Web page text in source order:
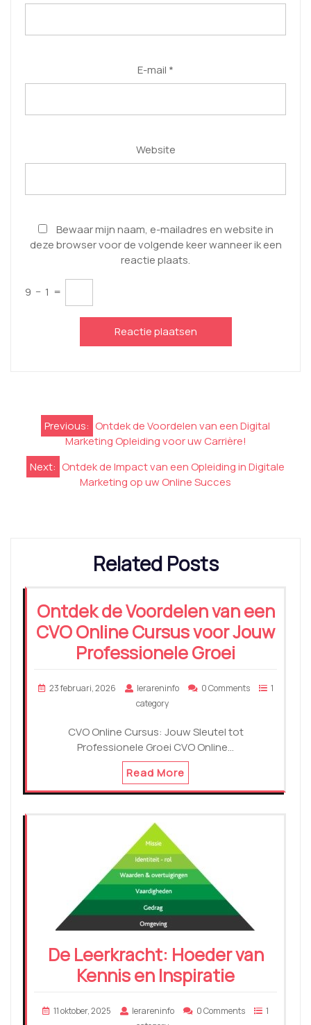
E-mail *
Website
Bewaar mijn naam, e-mailadres en website in
deze browser voor de volgende keer wanneer ik een
reactie plaats.
9 − 1 =
Berichtnavigatie
Previous: Ontdek de Voordelen van een Digital
Marketing Opleiding voor uw Carrière!
Next: Ontdek de Impact van een Opleiding in Digitale
Marketing op uw Online Succes
Related Posts
Ontdek de Voordelen van een
CVO Online Cursus voor Jouw
Professionele Groei
23 februari, 2026 lerareninfo 0 Comments
1
category
CVO Online Cursus: Jouw Sleutel tot
Professionele Groei CVO Online…
Read More
De Leerkracht: Hoeder van
Kennis en Inspiratie
11 oktober, 2025 lerareninfo 0 Comments
1